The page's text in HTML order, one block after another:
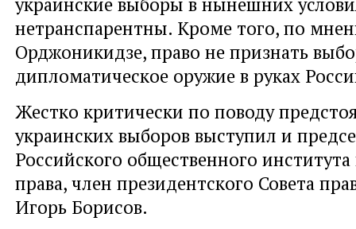
нетранспарентны. Кроме того, по
Орджоникидзе, право не признать
дипломатическое оружие в руках
Жестко критически по поводу
украинских выборов выступил и
Российского общественного
права, член президентского Совета
Игорь Борисов.